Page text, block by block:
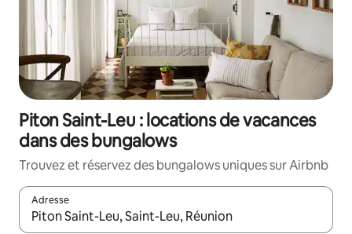
Piton Saint-Leu : locations de vacances
dans des bungalows
Trouvez et réservez des bungalows uniques sur Airbnb
Adresse
Lorsque les résultats s'affichent, utilisez les flèches vers le